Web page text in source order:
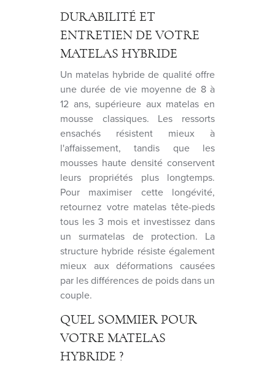
DURABILITÉ ET
ENTRETIEN DE VOTRE
MATELAS HYBRIDE
Un matelas hybride de qualité offre
une durée de vie moyenne de 8 à
12 ans, supérieure aux matelas en
mousse classiques. Les ressorts
ensachés résistent mieux à
l'affaissement, tandis que les
mousses haute densité conservent
leurs propriétés plus longtemps.
Pour maximiser cette longévité,
retournez votre matelas tête-pieds
tous les 3 mois et investissez dans
un surmatelas de protection. La
structure hybride résiste également
mieux aux déformations causées
par les différences de poids dans un
couple.
QUEL SOMMIER POUR
VOTRE MATELAS
HYBRIDE ?